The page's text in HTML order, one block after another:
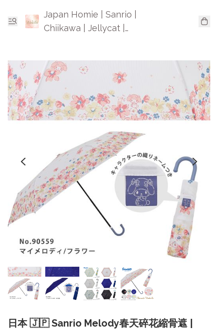
Japan Homie | Sanrio |
Chiikawa | Jellycat |
日本 🇯🇵 Sanrio Melody春天碎花縮骨遮 |